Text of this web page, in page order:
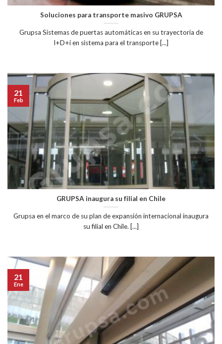
Soluciones para transporte masivo GRUPSA
Grupsa Sistemas de puertas automáticas en su trayectoria de
I+D+i en sistema para el transporte [...]
GRUPSA inaugura su filial en Chile
Grupsa en el marco de su plan de expansión internacional inaugura
su filial en Chile. [...]
21
Feb
21
Ene